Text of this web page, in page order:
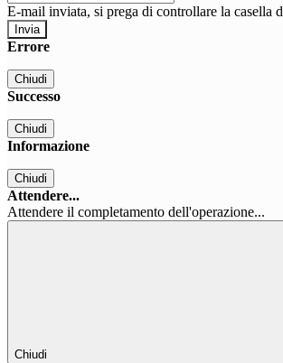
E-mail inviata, si prega di controllare la casella
Errore
Chiudi
Successo
Chiudi
Informazione
Chiudi
Attendere...
Attendere il completamento dell'operazione...
Chiudi